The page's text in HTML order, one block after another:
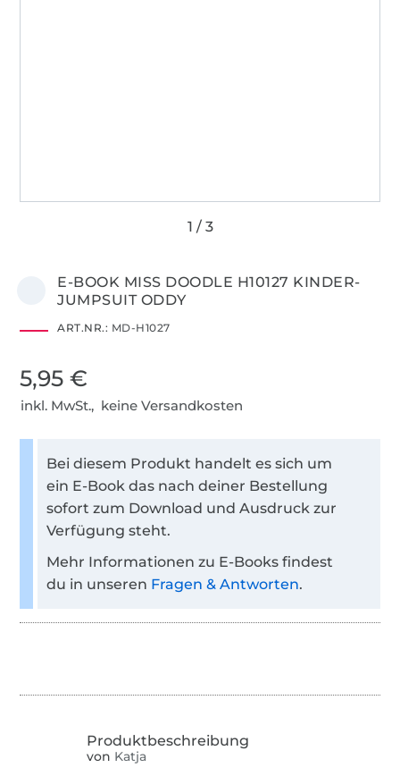
E-BOOK MISS DOODLE H10127 KINDER-
JUMPSUIT ODDY
ART.NR.: MD-H1027
5,95 €
inkl. MwSt., keine Versandkosten
Bei diesem Produkt handelt es sich um
ein E-Book das nach deiner Bestellung
sofort zum Download und Ausdruck zur
Verfügung steht.
Mehr Informationen zu E-Books findest
du in unseren Fragen & Antworten.
von Katja